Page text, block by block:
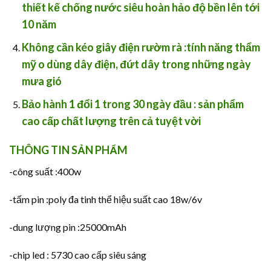
thiết kế chống nước siêu hoàn hảo độ bền lên tới
10 năm
Không cần kéo giây điện rườm rà :tính năng thẩm
mỹ o dùng dây điện, đứt dây trong những ngày
mưa gió
Bảo hành 1 đổi 1 trong 30 ngày đầu : sản phẩm
cao cấp chất lượng trên cả tuyệt vời
THÔNG TIN SẢN PHẨM
-công suất :400w
-tấm pin :poly đa tinh thể hiệu suất cao 18w/6v
-dung lượng pin :25000mAh
-chip led : 5730 cao cấp siêu sáng